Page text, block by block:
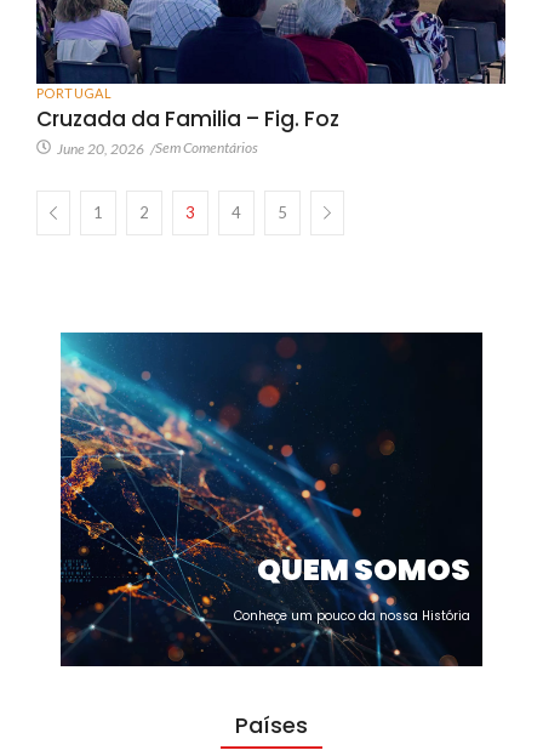
PORTUGAL
Cruzada da Familia – Fig. Foz
June 20, 2026 /Sem Comentários
1 2 3 4 5
QUEM SOMOS
Conheçe um pouco da nossa História
Países